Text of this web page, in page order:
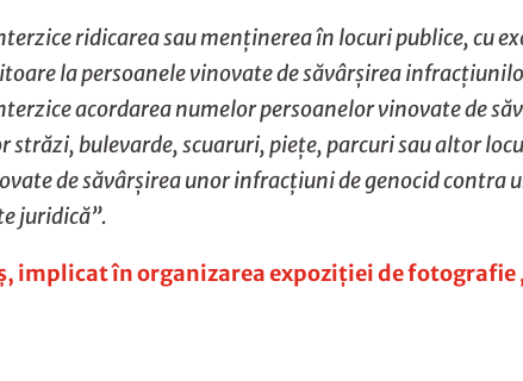
ridicarea sau menținerea în locuri publice, cu
la persoanele vinovate de săvârșirea
acordarea numelor persoanelor vinovate de
străzi, bulevarde, scuaruri, piețe, parcuri sau altor
de săvârșirea unor infracțiuni de genocid contra
juridică”.
implicat în organizarea expoziției de fotografie